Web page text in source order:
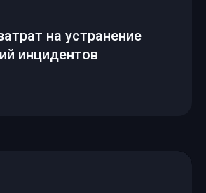
на устранение
инцидентов